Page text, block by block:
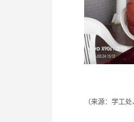
（来源：学工